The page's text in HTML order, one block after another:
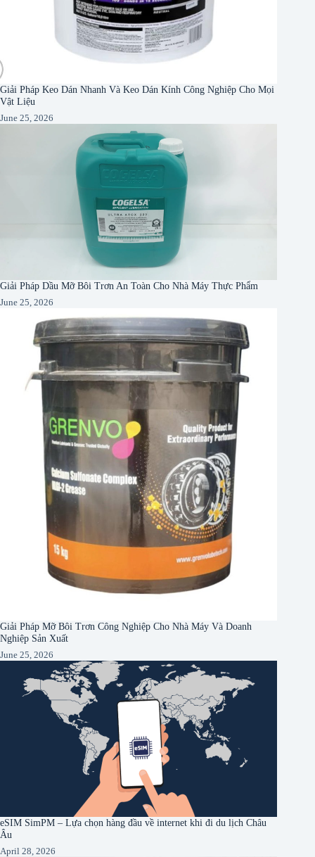
Giải Pháp Keo Dán Nhanh Và Keo Dán Kính Công Nghiệp Cho Mọi
Vật Liệu
June 25, 2026
Giải Pháp Dầu Mỡ Bôi Trơn An Toàn Cho Nhà Máy Thực Phẩm
June 25, 2026
Giải Pháp Mỡ Bôi Trơn Công Nghiệp Cho Nhà Máy Và Doanh
Nghiệp Sản Xuất
June 25, 2026
eSIM SimPM – Lựa chọn hàng đầu về internet khi đi du lịch Châu
Âu
April 28, 2026